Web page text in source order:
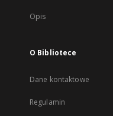
Opis
O Bibliotece
Dane kontaktowe
Regulamin